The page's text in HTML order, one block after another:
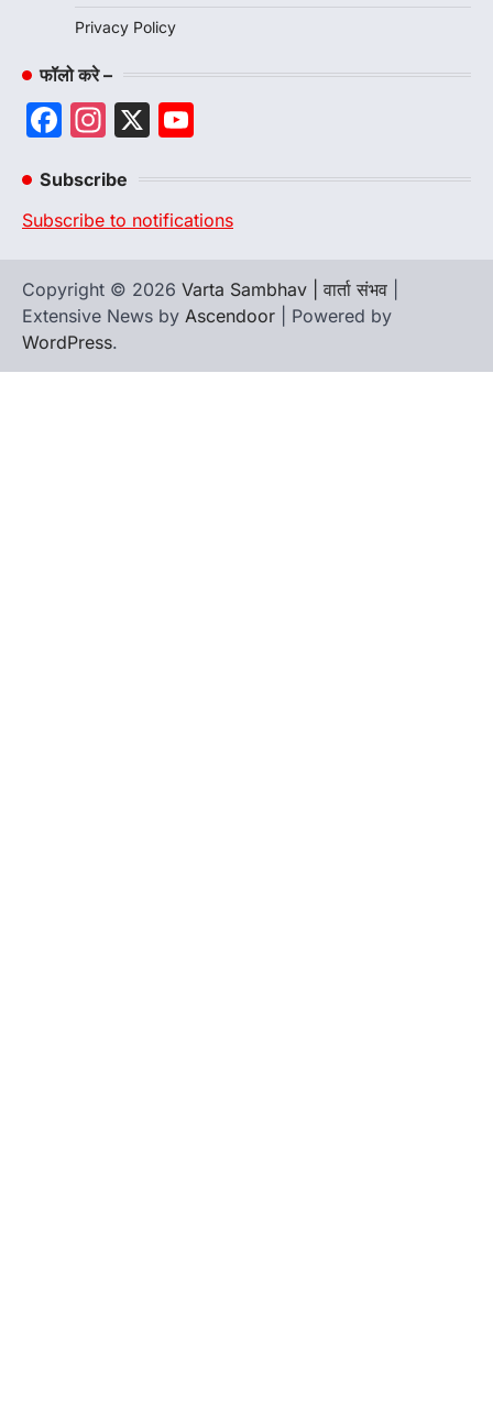
Privacy Policy
फॉलो करे –
Facebook
Instagram
X
Subscribe
Subscribe to notifications
Copyright © 2026 Varta Sambhav | वार्ता संभव
Extensive News by Ascendoor | Powered by
WordPress.